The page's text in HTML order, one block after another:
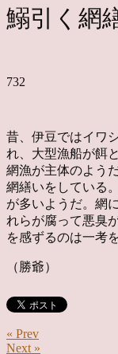
鰯引く網
732
昔、伊豆ではイワ
れ、大型漁船が餌
網漁が主体のよう
網繕いをしている
が多いようだ。網
れらが腐って悪臭
を感ずるのは一考
（勝爺）
« Prev
Next »